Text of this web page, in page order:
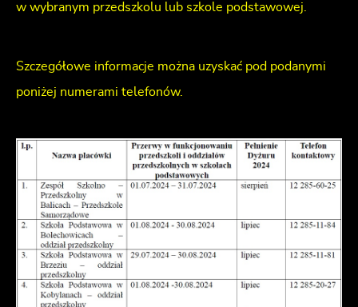
w wybranym przedszkolu lub szkole podstawowej.
Szczegółowe informacje można uzyskać pod podanymi
poniżej numerami telefonów.